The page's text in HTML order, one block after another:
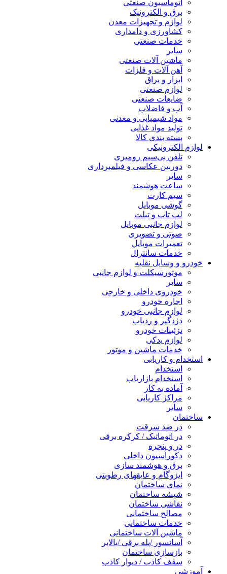
اتوماسیون صنعتی
برق و الکترونیک
لوازم و تجهیزات معدن
کشاورزی و دامداری
خدمات صنعتی
سایر
ماشین آلات صنعتی
آهن آلات و فلزات
ابزار و یراق
لوازم صنعتی
ضایعات صنعتی
آب و فاضلاب
مواد شیمیایی و معدنی
تولید مواد غذایی
بسته بندی کالا
لوازم الکترونیکی
تلفن بی‌سیم رومیزی
دوربین عکاسی و فیلمبرداری
سایر
ساعت هوشمند
سیم کارت
گوشی موبایل
لپ تاپ و تبلت
لوازم جانبی موبایل
صوتی و تصویری
تعمیرات موبایل
خدمات سانترال
خودرو و وسایل نقلیه
موتورسیکلت و لوازم جانبی
سایر
خودروی داخلی و خارجی
اجاره خودرو
لوازم جانبی خودرو
دزدگیر و ردیاب
تزئینات خودرو
لوازم یدکی
خدمات ماشین و موتور
استخدام و کاریابی
استخدام
استخدام بازاریاب
آماده به کار
مراکز کاریابی
سایر
ساختمان
در ضد سرقت
در اتوماتیک / کرکره برقی
در و پنجره
دکوراسیون داخلی
برق و هوشمند سازی
ایزوگام و عایقهای رطوبتی
نمای ساختمان
شیشه ساختمان
نقاشی ساختمان
مصالح ساختمانی
خدمات ساختمانی
ماشین آلات ساختمانی
آسانسور /پله برقی /بالابر
بازسازی ساختمان
سقف کاذب / دیوار کاذب
آموزشی